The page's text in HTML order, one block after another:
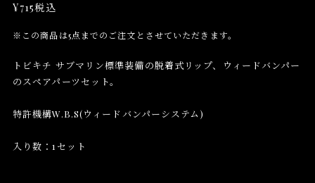
¥715税込
※この商品は5点までのご注文とさせていただきます。
トビキチ サブマリン標準装備の脱着式リップ、ウィードバンパー
のスペアパーツセット。
特許機構W.B.S(ウィードバンパーシステム)
入り数：1セット